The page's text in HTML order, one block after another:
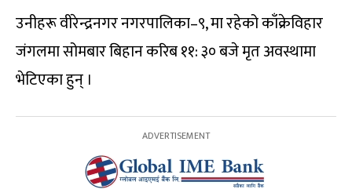
उनीहरू वीरेन्द्रनगर नगरपालिका–९, मा रहेको काँक्रेविहार
जंगलमा सोमबार बिहान करिब ११: ३० बजे मृत अवस्थामा
भेटिएका हुन् ।